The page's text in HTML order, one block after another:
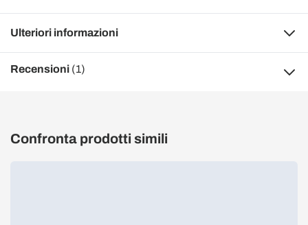
Ulteriori informazioni
Recensioni (1)
Confronta prodotti simili